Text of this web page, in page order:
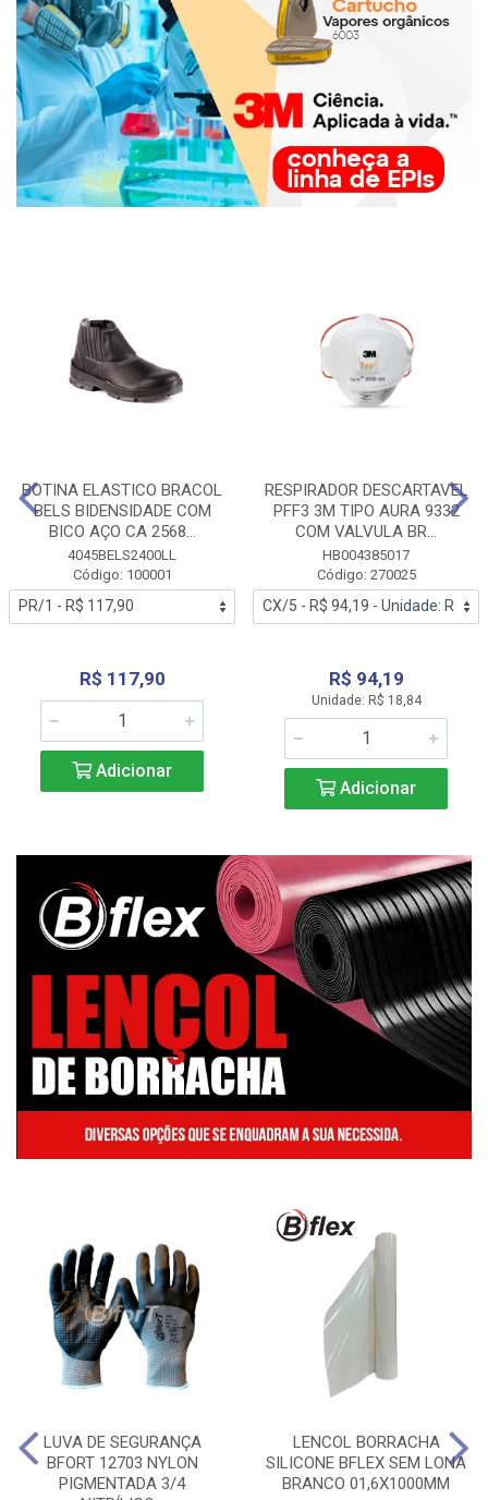
BOTINA ELASTICO BRACOL
BELS BIDENSIDADE COM
BICO AÇO CA 2568...
4045BELS2400LL
Código: 100001
R$ 117,90
Adicionar
RESPIRADOR DESCARTAVEL
PFF3 3M TIPO AURA 9332
COM VALVULA BR...
HB004385017
Código: 270025
R$ 94,19
Unidade: R$ 18,84
Adicionar
LUVA DE SEGURANÇA
BFORT 12703 NYLON
PIGMENTADA 3/4
LENCOL BORRACHA
SILICONE BFLEX SEM LONA
BRANCO 01,6X1000MM